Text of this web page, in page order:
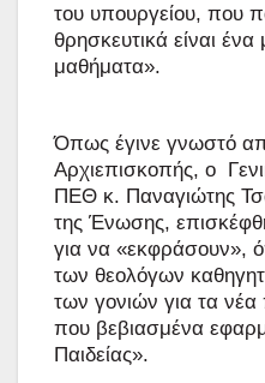
του υπουργείου, που
θρησκευτικά είναι
μαθήματα».
Όπως έγινε γνωστό
Αρχιεπισκοπής, ο
ΠΕΘ κ. Παναγιώτης
της Ένωσης,
για να «εκφράσουν»,
των θεολόγων
των γονιών για τα
που βεβιασμένα
Παιδείας».